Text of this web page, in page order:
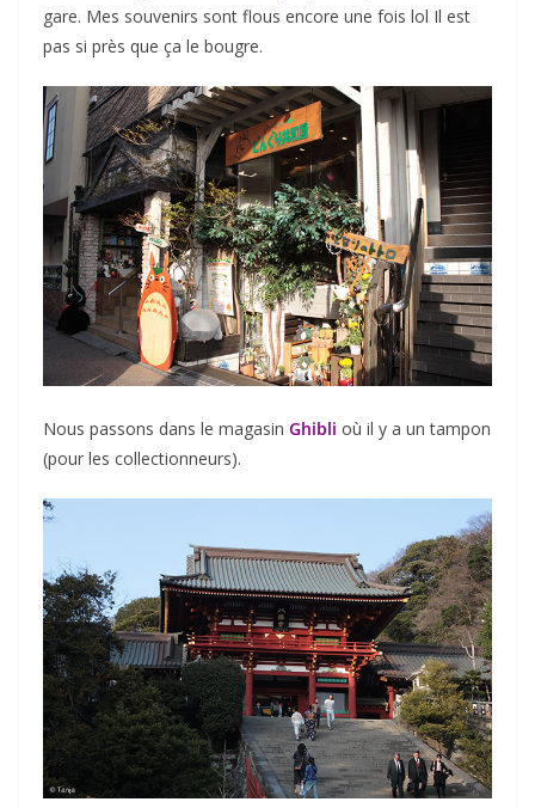
gare. Mes souvenirs sont flous encore une fois lol Il est
pas si près que ça le bougre.
Nous passons dans le magasin Ghibli où il y a un tampon
(pour les collectionneurs).